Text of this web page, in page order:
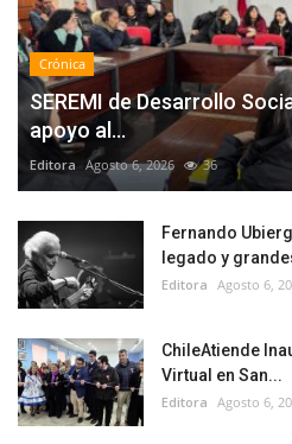
Crónica
SEREMI de Desarrollo
apoyo al...
Editora Agosto 6, 2026 36
Fernando
legado y
Editora Agosto 6,
ChileAtiende
Virtual en San...
Editora Agosto 6,